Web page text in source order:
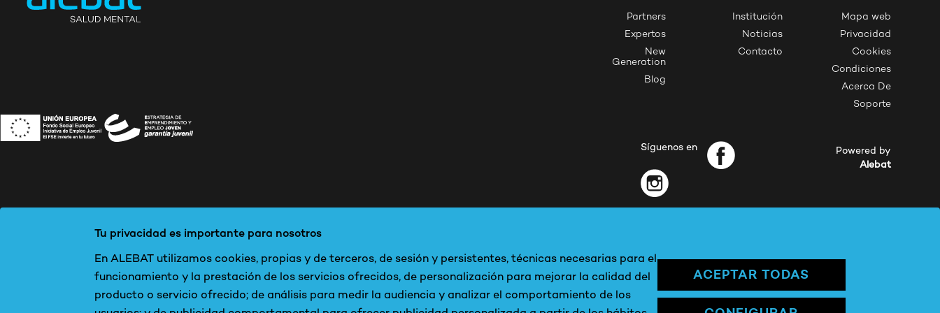
Tu privacidad es importante para nosotros
En ALEBAT utilizamos cookies, propias y de terceros, de sesión y persistentes, técnicas necesarias para el
funcionamiento y la prestación de los servicios ofrecidos, de personalización para mejorar la calidad del
producto o servicio ofrecido; de análisis para medir la audiencia y analizar el comportamiento de los
ACEPTAR TODAS
Partners
Expertos
New
Generation
Blog
Institución
Noticias
Contacto
Mapa web
Privacidad
Cookies
Condiciones
Acerca De
Soporte
Síguenos en
Powered by
Alebat